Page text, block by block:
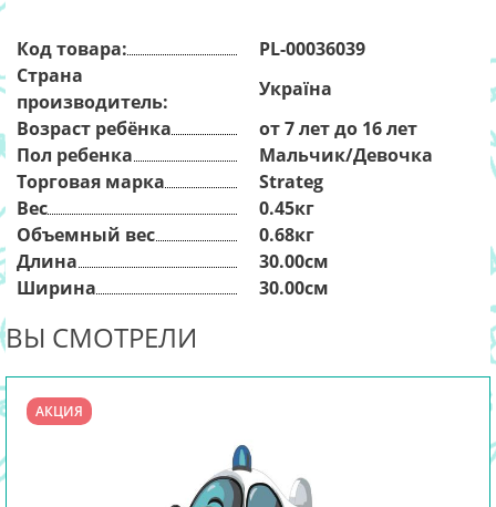
Код товара:
PL-00036039
Страна
производитель:
Україна
Возраст ребёнка
от 7 лет до 16 лет
Пол ребенка
Мальчик/Девочка
Торговая марка
Strateg
Вес
0.45кг
Объемный вес
0.68кг
Длина
30.00см
Ширина
30.00см
ВЫ СМОТРЕЛИ
АКЦИЯ